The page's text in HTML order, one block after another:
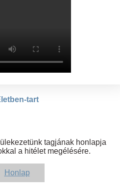
tart
tagjának honlapja
a hitélet megélésére.
Honlap